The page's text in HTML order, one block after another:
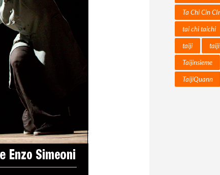
Ta Chi Cin
tai chi taichi
taiji
Taijinsieme
TaijiQuann